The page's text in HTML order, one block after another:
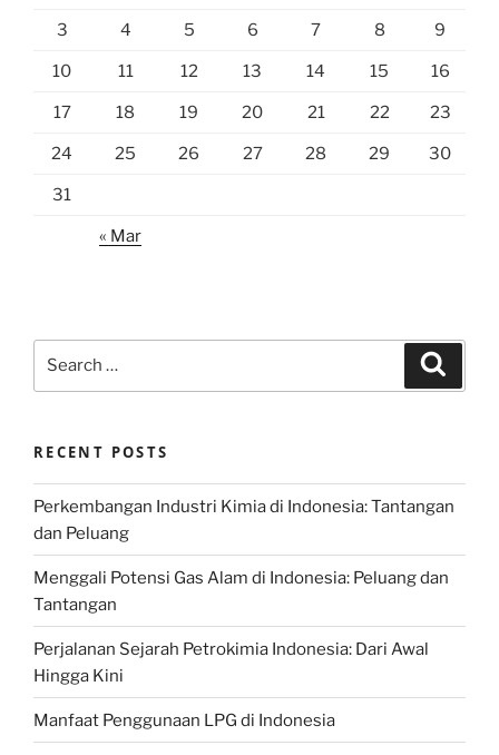
3 4 5 6 7 8 9
10 11 12 13 14 15 16
17 18 19 20 21 22 23
24 25 26 27 28 29 30
31
« Mar
RECENT POSTS
Perkembangan Industri Kimia di Indonesia: Tantangan
dan Peluang
Menggali Potensi Gas Alam di Indonesia: Peluang dan
Tantangan
Perjalanan Sejarah Petrokimia Indonesia: Dari Awal
Hingga Kini
Manfaat Penggunaan LPG di Indonesia